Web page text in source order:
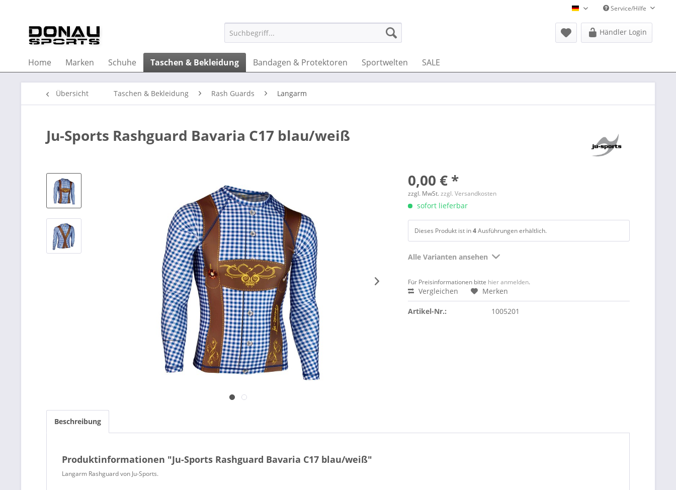
Donausports Deutsch
Service/Hilfe
Händler Login
Home Marken Schuhe Taschen & Bekleidung Bandagen & Protektoren Sportwelten SALE
Übersicht Taschen & Bekleidung Rash Guards Langarm
Ju-Sports Rashguard Bavaria C17 blau/weiß
0,00 € *
zzgl. MwSt.zzgl. Versandkosten
sofort lieferbar
Dieses Produkt ist in4Ausführungen erhältlich.
Alle Varianten ansehen
Für Preisinformationen bitte hier anmelden.
Vergleichen Merken
Artikel-Nr.: 1005201
Beschreibung
Produktinformationen "Ju-Sports Rashguard Bavaria C17 blau/weiß"
Langarm Rashguard von Ju-Sports.